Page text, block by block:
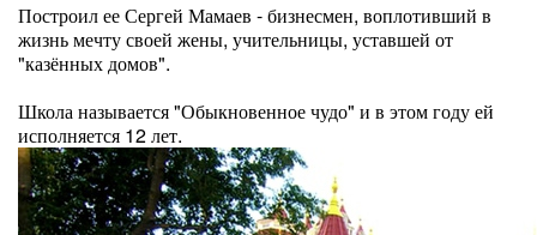
Построил ее Сергей Мамаев - бизнесмен, воплотивший в
жизнь мечту своей жены, учительницы, уставшей от
"казённых домов".
Школа называется "Обыкновенное чудо" и в этом году ей
исполняется 12 лет.